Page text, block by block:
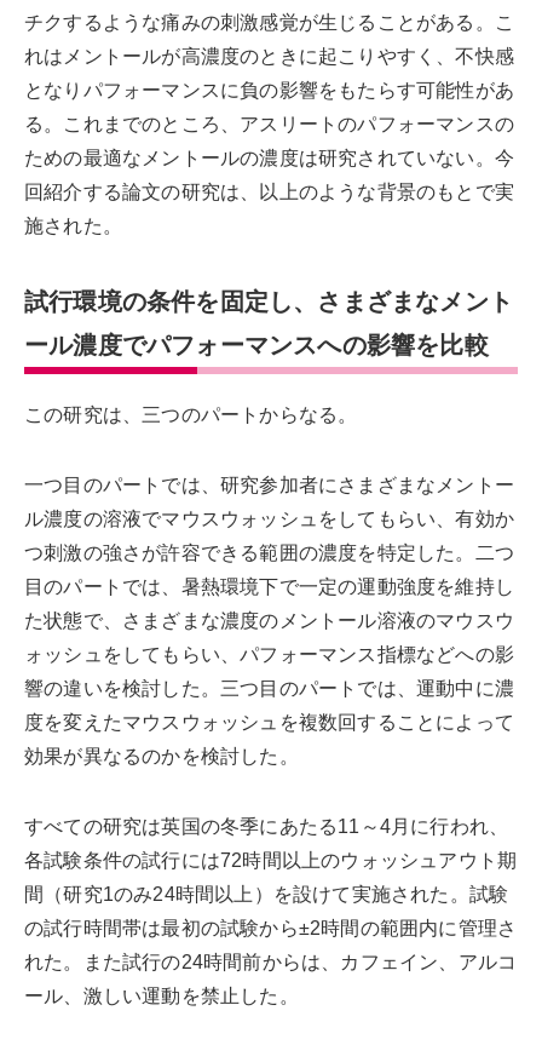
チクするような痛みの刺激感覚が生じることがある。こ
れはメントールが高濃度のときに起こりやすく、不快感
となりパフォーマンスに負の影響をもたらす可能性があ
る。これまでのところ、アスリートのパフォーマンスの
ための最適なメントールの濃度は研究されていない。今
回紹介する論文の研究は、以上のような背景のもとで実
施された。
試行環境の条件を固定し、さまざまなメント
ール濃度でパフォーマンスへの影響を比較
この研究は、三つのパートからなる。
一つ目のパートでは、研究参加者にさまざまなメントー
ル濃度の溶液でマウスウォッシュをしてもらい、有効か
つ刺激の強さが許容できる範囲の濃度を特定した。二つ
目のパートでは、暑熱環境下で一定の運動強度を維持し
た状態で、さまざまな濃度のメントール溶液のマウスウ
ォッシュをしてもらい、パフォーマンス指標などへの影
響の違いを検討した。三つ目のパートでは、運動中に濃
度を変えたマウスウォッシュを複数回することによって
効果が異なるのかを検討した。
すべての研究は英国の冬季にあたる11～4月に行われ、
各試験条件の試行には72時間以上のウォッシュアウト期
間（研究1のみ24時間以上）を設けて実施された。試験
の試行時間帯は最初の試験から±2時間の範囲内に管理さ
れた。また試行の24時間前からは、カフェイン、アルコ
ール、激しい運動を禁止した。